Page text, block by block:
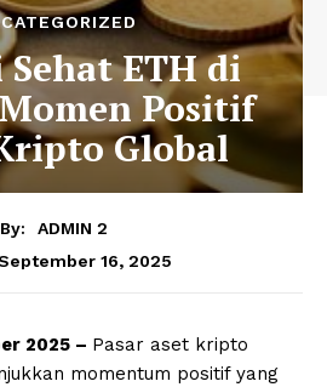
ETH di
Positif
Global
By:
ADMIN 2
16, 2025
2025 – Pasar aset kripto
momentum positif yang